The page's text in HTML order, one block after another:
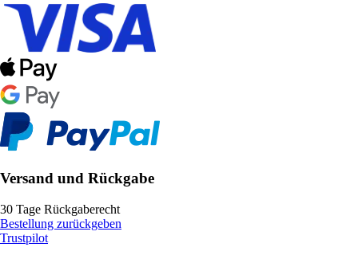
Versand und Rückgabe
30 Tage Rückgaberecht
Bestellung zurückgeben
Trustpilot